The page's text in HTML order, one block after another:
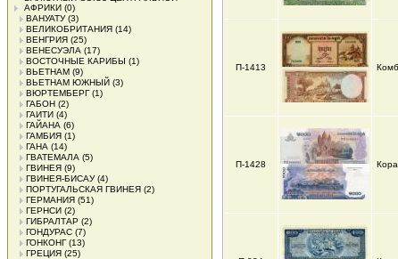
АФРИКИ (0)
ВАНУАТУ(3)
ВЕЛИКОБРИТАНИЯ (14)
ВЕНГРИЯ (25)
ВЕНЕСУЭЛА (17)
ВОСТОЧНЫЕ КАРИБЫ (1)
ВЬЕТНАМ (9)
ВЬЕТНАМ ЮЖНЫЙ (3)
ВЮРТЕМБЕРГ(1)
ГАБОН (2)
ГАИТИ (4)
ГАЙАНА (6)
ГАМБИЯ (1)
ГАНА (14)
ГВАТЕМАЛА (5)
ГВИНЕЯ (9)
ГВИНЕЯ-БИСАУ(4)
ПОРТУГАЛЬСКАЯ ГВИНЕЯ (2)
ГЕРМАНИЯ (51)
ГЕРНСИ (2)
ГИБРАЛТАР (2)
ГОНДУРАС (7)
ГОНКОНГ(13)
ГРЕЦИЯ (25)
П-1413
П-1428